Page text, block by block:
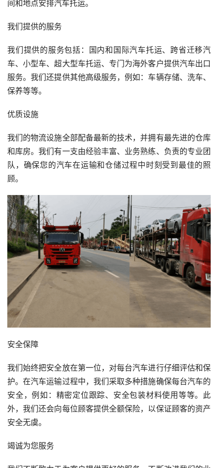
间和地点安排汽车托运。
我们提供的服务
我们提供的服务包括：国内和国际汽车托运、跨省迁移汽
车、小型车、超大型车托运、专门为海外客户提供汽车出口
服务。我们还提供其他高级服务，例如：车辆存储、洗车、
保养等等。
优质设施
我们的物流设施全部配备最新的技术，并拥有最先进的仓库
和库房。我们有一支由经验丰富、业务熟练、负责的专业团
队，确保您的汽车在运输和仓储过程中时刻受到最佳的照
顾。
安全保障
我们始终把安全放在第一位，对每台汽车进行仔细评估和保
护。在汽车运输过程中，我们采取多种措施确保每台汽车的
安全，例如：精密定位跟踪、安全包装材料使用等等。此
外，我们还会向每位顾客提供全额保险，以保证顾客的资产
安全无虞。
竭诚为您服务